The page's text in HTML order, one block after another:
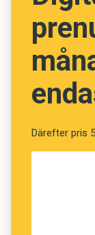
Därefter pris